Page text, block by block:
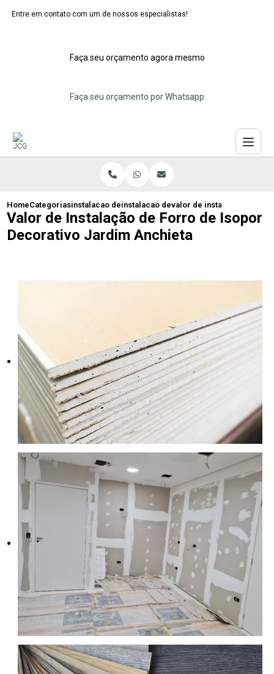
Entre em contato com um de nossos especialistas!
Faça seu orçamento agora mesmo
Faça seu orçamento por Whatsapp
HomeCategoriasinstalacao de forros de isopor
instalacao de forro de isopor para
valor de instalacao de
Valor de Instalação de Forro de Isopor
Decorativo Jardim Anchieta